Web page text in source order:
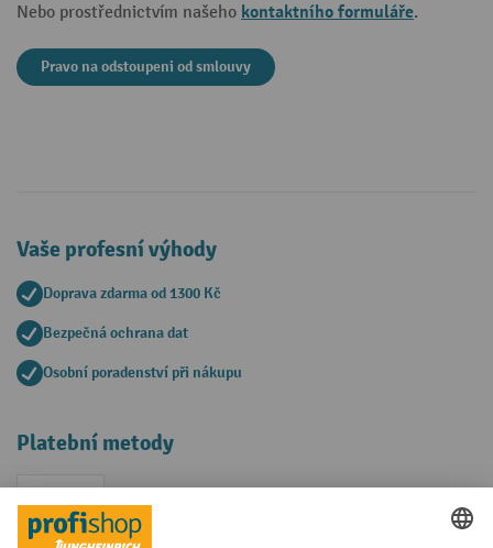
Nebo prostřednictvím našeho kontaktního formuláře.
Pravo na odstoupeni od smlouvy
Vaše profesní výhody
Doprava zdarma od 1300 Kč
Bezpečná ochrana dat
Osobní poradenství při nákupu
Platební metody
Faktura